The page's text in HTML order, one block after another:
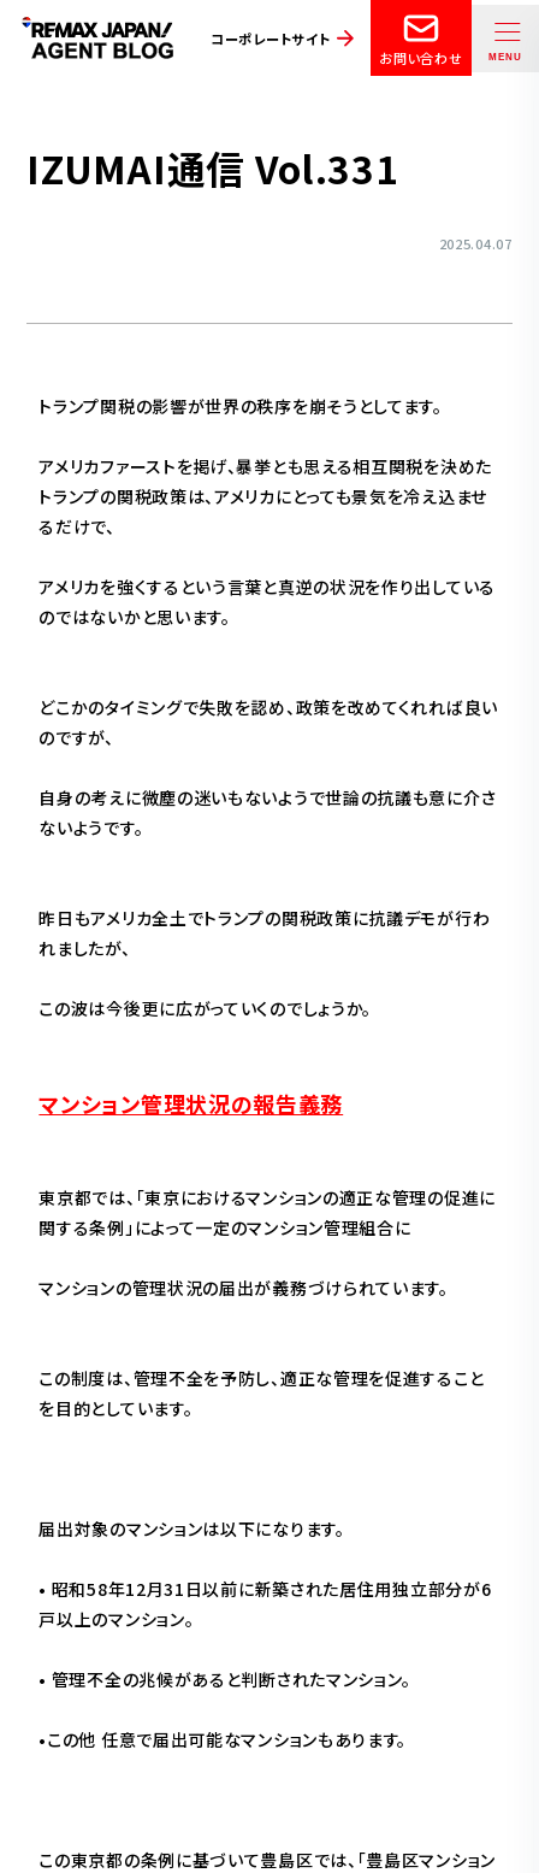
コーポレートサイト
お問い合わせ
IZUMAI通信 Vol.331
2025.04.07
トランプ関税の影響が世界の秩序を崩そうとしてます。
アメリカファーストを掲げ、暴挙とも思える相互関税を決めた
トランプの関税政策は、アメリカにとっても景気を冷え込ませ
るだけで、
アメリカを強くするという言葉と真逆の状況を作り出している
のではないかと思います。
どこかのタイミングで失敗を認め、政策を改めてくれれば良い
のですが、
自身の考えに微塵の迷いもないようで世論の抗議も意に介さ
ないようです。
昨日もアメリカ全土でトランプの関税政策に抗議デモが行わ
れましたが、
この波は今後更に広がっていくのでしょうか。
マンション管理状況の報告義務
東京都では、「東京におけるマンションの適正な管理の促進に
関する条例」によって一定のマンション管理組合に
マンションの管理状況の届出が義務づけられています。
この制度は、管理不全を予防し、適正な管理を促進すること
を目的としています。
届出対象のマンションは以下になります。
• 昭和58年12月31日以前に新築された居住用独立部分が6
戸以上のマンション。
• 管理不全の兆候があると判断されたマンション。
•この他 任意で届出可能なマンションもあります。
この東京都の条例に基づいて豊島区では、「豊島区マンション